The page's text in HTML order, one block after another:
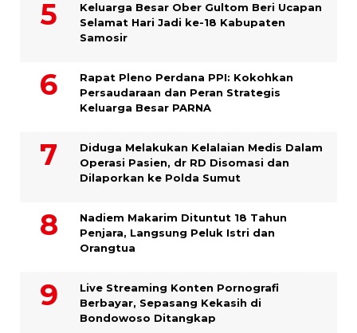
Keluarga Besar Ober Gultom Beri Ucapan
Selamat Hari Jadi ke-18 Kabupaten
Samosir
Rapat Pleno Perdana PPI: Kokohkan
Persaudaraan dan Peran Strategis
Keluarga Besar PARNA
Diduga Melakukan Kelalaian Medis Dalam
Operasi Pasien, dr RD Disomasi dan
Dilaporkan ke Polda Sumut
​Nadiem Makarim Dituntut 18 Tahun
Penjara, Langsung Peluk Istri dan
Orangtua
Live Streaming Konten Pornografi
Berbayar, Sepasang Kekasih di
Bondowoso Ditangkap